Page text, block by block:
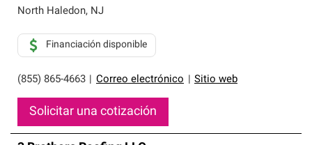
North Haledon, NJ
(855) 865-4663 Correo electrónico Sitio web
Financiación disponible
Solicitar una cotización